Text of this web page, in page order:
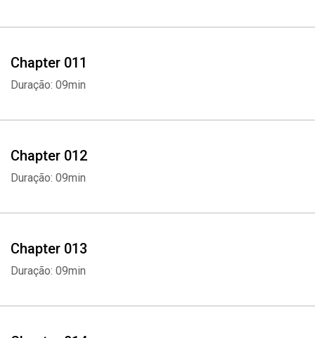
Chapter 011
Duração: 09min
Chapter 012
Duração: 09min
Chapter 013
Duração: 09min